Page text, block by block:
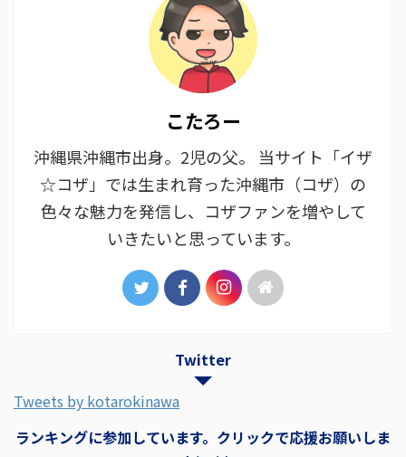
こたろー
沖縄県沖縄市出身。2児の父。 当サイト「イザ
☆コザ」では生まれ育った沖縄市（コザ）の
色々な魅力を発信し、コザファンを増やして
いきたいと思っています。
Twitter
Tweets by kotarokinawa
ランキングに参加しています。クリックで応援お願いしま